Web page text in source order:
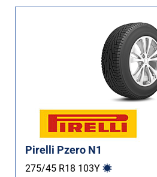
Pirelli Pzero N1
275/45 R18 103Y